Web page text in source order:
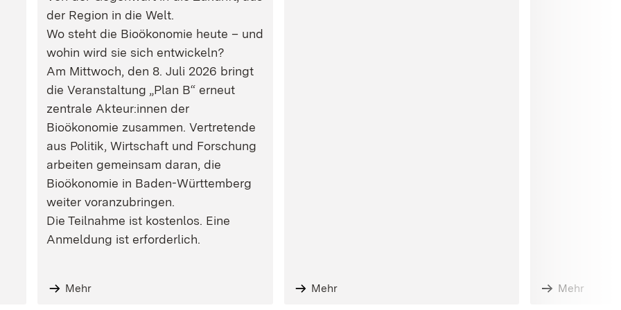
der Region in die Welt.
Wo steht die Bioökonomie heute – und
wohin wird sie sich entwickeln?
Am Mittwoch, den 8. Juli 2026 bringt
die Veranstaltung „Plan B“ erneut
zentrale Akteur:innen der
Bioökonomie zusammen. Vertretende
aus Politik, Wirtschaft und Forschung
arbeiten gemeinsam daran, die
Bioökonomie in Baden-Württemberg
weiter voranzubringen.
Die Teilnahme ist kostenlos. Eine
Anmeldung ist erforderlich.
Mehr Mehr Mehr